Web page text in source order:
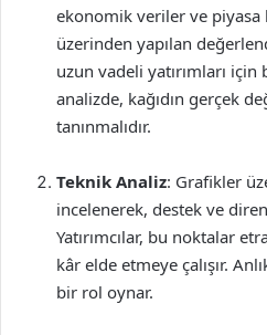
ekonomik veriler ve piyasa
üzerinden yapılan
uzun vadeli yatırımları
analizde, kağıdın gerçek
tanınmalıdır.
Teknik Analiz: Grafikler
incelenerek, destek ve
Yatırımcılar, bu noktalar
kâr elde etmeye çalışır.
bir rol oynar.